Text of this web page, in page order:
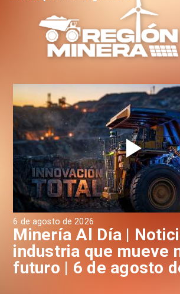
6 de agosto de 2026
Minería Al Día |
industria que mueve
futuro | 6 de agosto